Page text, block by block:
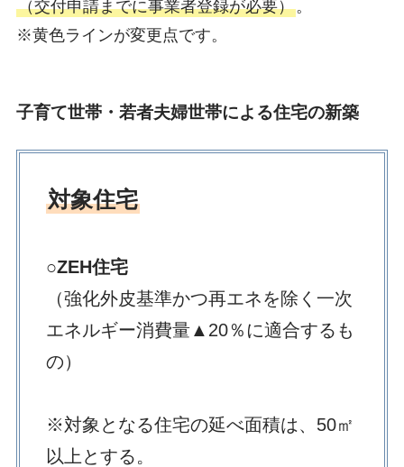
（交付申請までに事業者登録が必要）。
※黄色ラインが変更点です。
子育て世帯・若者夫婦世帯による住宅の新築
対象住宅
○ZEH住宅
（強化外皮基準かつ再エネを除く一次
エネルギー消費量▲20％に適合するも
の）
※対象となる住宅の延べ面積は、50㎡
以上とする。